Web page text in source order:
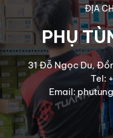
ĐỊA
PHỤ
31 Đỗ Ngọc Du,
Tel:
Email: